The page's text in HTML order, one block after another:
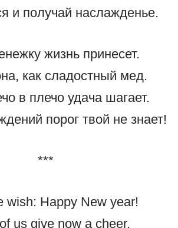
и получай наслажденье.
жизнь принесет.
как сладостный мед.
в плечо удача шагает.
порог твой не знает!
***
wish: Happy New year!
us give now a cheer.